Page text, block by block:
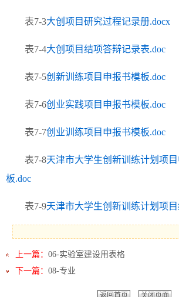
表7-3大创项目研究过程记录册.docx
表7-4大创项目结项答辩记录表.doc
表7-5创新训练项目申报书模板.doc
表7-6创业实践项目申报书模板.doc
表7-7创业训练项目申报书模板.doc
表7-8天津市大学生创新训练计划项
板.doc
表7-9天津市大学生创新训练计划项
上一篇： 06-实验室建设用表格
下一篇： 08-专业
返回首页 关闭页面